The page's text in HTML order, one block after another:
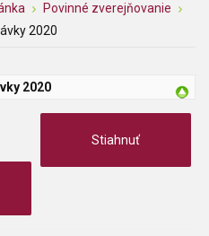
Povinné zverejňovanie
2020
2020
Stiahnuť